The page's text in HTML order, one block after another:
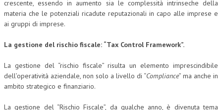
FISCALITÀ INTERNAZIONALE
CRIMINOLOGIA TRIBUTARIA
CFC E PARADISI FISCALI
TRANSFER PRICING
PRASSI
crescente, essendo in aumento sia le complessità intrinseche della
materia che le potenziali ricadute reputazionali in capo alle imprese e
ai gruppi di imprese.
La gestione del rischio fiscale: “Tax Control Framework”.
La gestione del “rischio fiscale” risulta un elemento imprescindibile
dell’operatività aziendale, non solo a livello di “Compliance” ma anche in
ambito strategico e finanziario.
La gestione del “Rischio Fiscale”, da qualche anno, è divenuta tema